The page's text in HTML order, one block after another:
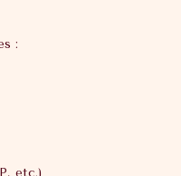
:
etc.)